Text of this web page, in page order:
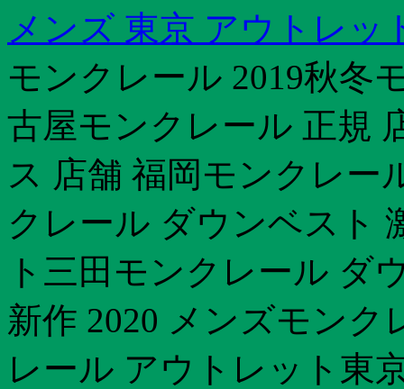
メンズ 東京 アウトレッ
モンクレール 2019秋冬
古屋モンクレール 正規
ス 店舗 福岡モンクレー
クレール ダウンベスト
ト三田モンクレール ダ
新作 2020 メンズモン
レール アウトレット東